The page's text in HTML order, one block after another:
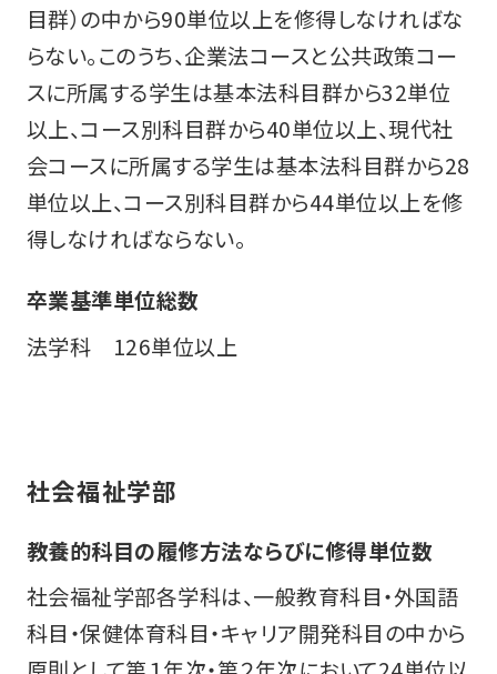
目群）の中から90単位以上を修得しなければな
らない。このうち、企業法コースと公共政策コー
スに所属する学生は基本法科目群から32単位
以上、コース別科目群から40単位以上、現代社
会コースに所属する学生は基本法科目群から28
単位以上、コース別科目群から44単位以上を修
得しなければならない。
卒業基準単位総数
法学科 126単位以上
社会福祉学部
教養的科目の履修方法ならびに修得単位数
社会福祉学部各学科は、一般教育科目・外国語
科目・保健体育科目・キャリア開発科目の中から